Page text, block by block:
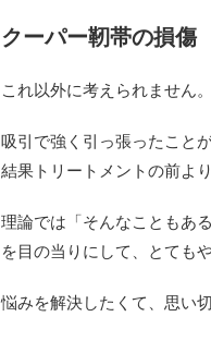
クーパー靭帯の損傷
これ以外に考えられません。
吸引で強く引っ張ったこと
結果トリートメントの前よ
理論では「そんなこともあ
を目の当りにして、とても
悩みを解決したくて、思い